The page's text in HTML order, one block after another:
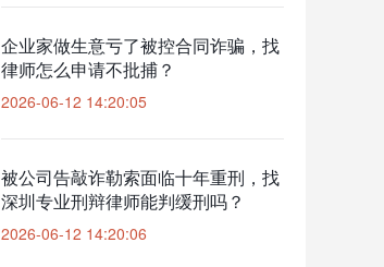
企业家做生意亏了被控合同诈骗，找
律师怎么申请不批捕？
2026-06-12 14:20:05
被公司告敲诈勒索面临十年重刑，找
深圳专业刑辩律师能判缓刑吗？
2026-06-12 14:20:06